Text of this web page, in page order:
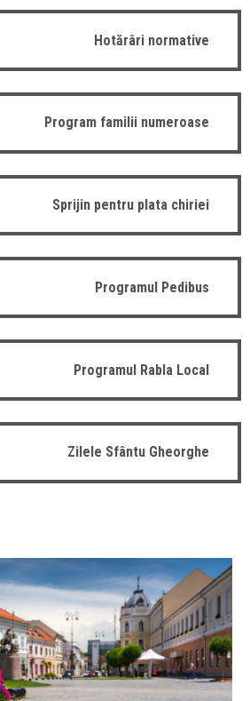
Hotărâri normative
Program familii numeroase
Sprijin pentru plata chiriei
Programul Pedibus
Programul Rabla Local
Zilele Sfântu Gheorghe